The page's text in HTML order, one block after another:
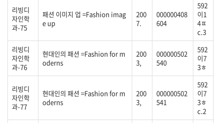
리빙디
자인학
과-75
패션 이미지 업 =Fashion imag
e up
200
7.
000000408
604
592
이1
4ㅍ
c.3
리빙디
자인학
과-76
현대인의 패션 =Fashion for m
oderns
200
3,
000000502
540
592
이7
3ㅎ
리빙디
자인학
과-77
현대인의 패션 =Fashion for m
oderns
200
3,
000000502
541
592
이7
3ㅎ
c.2